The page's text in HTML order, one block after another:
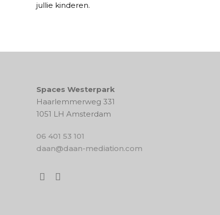
jullie kinderen.
Spaces Westerpark
Haarlemmerweg 331
1051 LH Amsterdam
06 401 53 101
daan@daan-mediation.com